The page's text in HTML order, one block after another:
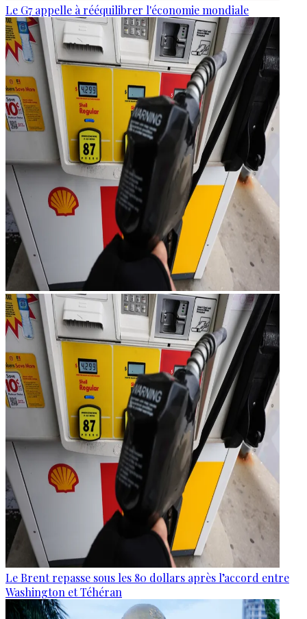
Le G7 appelle à rééquilibrer l'économie mondiale
Le Brent repasse sous les 80 dollars après l’accord entre
Washington et Téhéran